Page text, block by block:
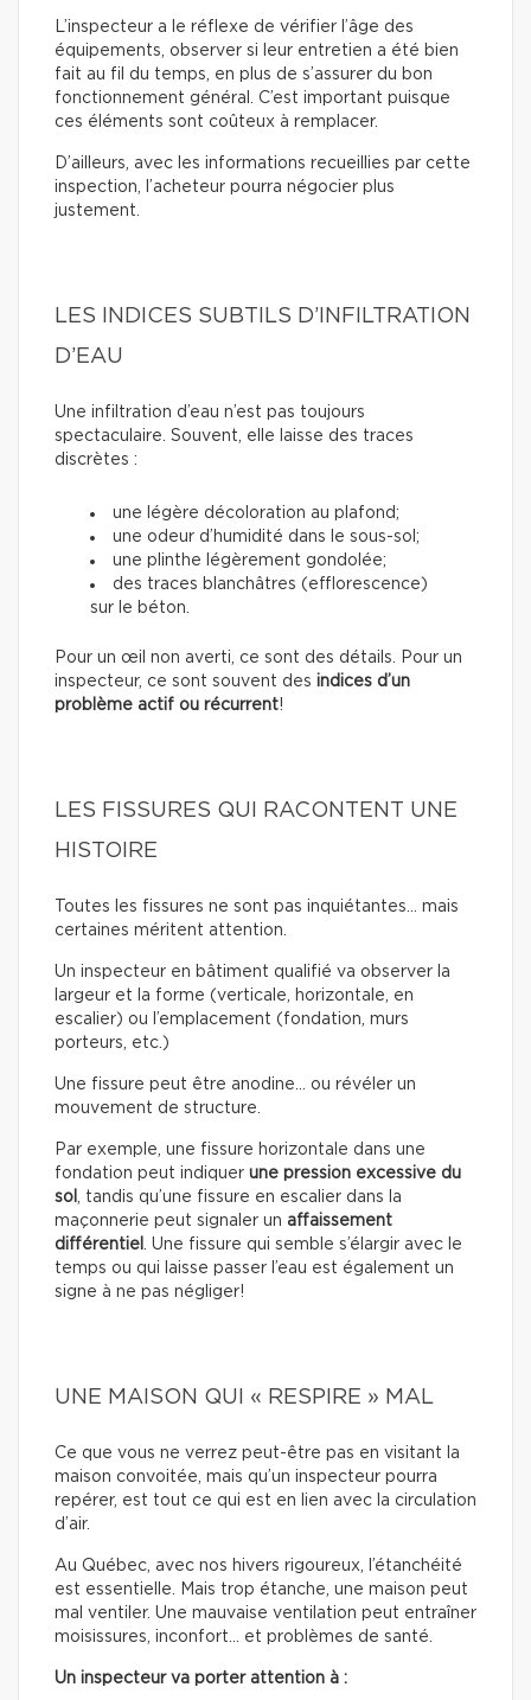
L’inspecteur a le réflexe de vérifier l’âge des
équipements, observer si leur entretien a été bien
fait au fil du temps, en plus de s’assurer du bon
fonctionnement général. C’est important puisque
ces éléments sont coûteux à remplacer.
D’ailleurs, avec les informations recueillies par cette
inspection, l’acheteur pourra négocier plus
justement.
LES INDICES SUBTILS D’INFILTRATION
D’EAU
Une infiltration d’eau n’est pas toujours
spectaculaire. Souvent, elle laisse des traces
discrètes :
une légère décoloration au plafond;
une odeur d’humidité dans le sous-sol;
une plinthe légèrement gondolée;
des traces blanchâtres (efflorescence)
sur le béton.
Pour un œil non averti, ce sont des détails. Pour un
inspecteur, ce sont souvent des indices d’un
problème actif ou récurrent!
LES FISSURES QUI RACONTENT UNE
HISTOIRE
Toutes les fissures ne sont pas inquiétantes… mais
certaines méritent attention.
Un inspecteur en bâtiment qualifié va observer la
largeur et la forme (verticale, horizontale, en
escalier) ou l’emplacement (fondation, murs
porteurs, etc.)
Une fissure peut être anodine… ou révéler un
mouvement de structure.
Par exemple, une fissure horizontale dans une
fondation peut indiquer une pression excessive du
sol , tandis qu’une fissure en escalier dans la
maçonnerie peut signaler un affaissement
différentiel . Une fissure qui semble s’élargir avec le
temps ou qui laisse passer l’eau est également un
signe à ne pas négliger!
UNE MAISON QUI « RESPIRE » MAL
Ce que vous ne verrez peut-être pas en visitant la
maison convoitée, mais qu’un inspecteur pourra
repérer, est tout ce qui est en lien avec la circulation
d’air.
Au Québec, avec nos hivers rigoureux, l’étanchéité
est essentielle. Mais trop étanche, une maison peut
mal ventiler. Une mauvaise ventilation peut entraîner
moisissures, inconfort… et problèmes de santé.
Un inspecteur va porter attention à :